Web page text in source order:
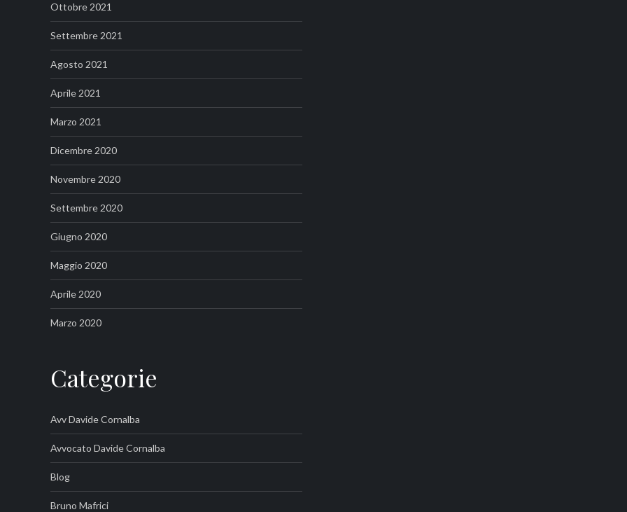
Ottobre 2021
Settembre 2021
Agosto 2021
Aprile 2021
Marzo 2021
Dicembre 2020
Novembre 2020
Settembre 2020
Giugno 2020
Maggio 2020
Aprile 2020
Marzo 2020
Categorie
Avv Davide Cornalba
Avvocato Davide Cornalba
Blog
Bruno Mafrici